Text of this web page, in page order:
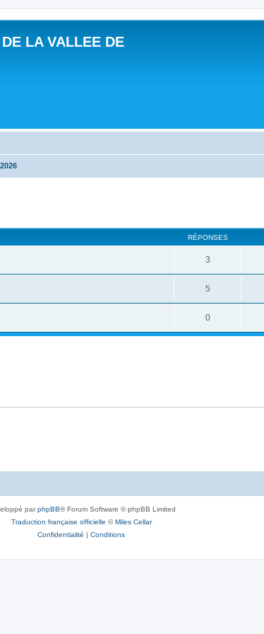
LA VALLEE DE
RÉPONSES
3
5
0
parphpBB® Forum Software © phpBB Limited
Traduction française officielle ©Miles Cellar
Confidentialité | Conditions